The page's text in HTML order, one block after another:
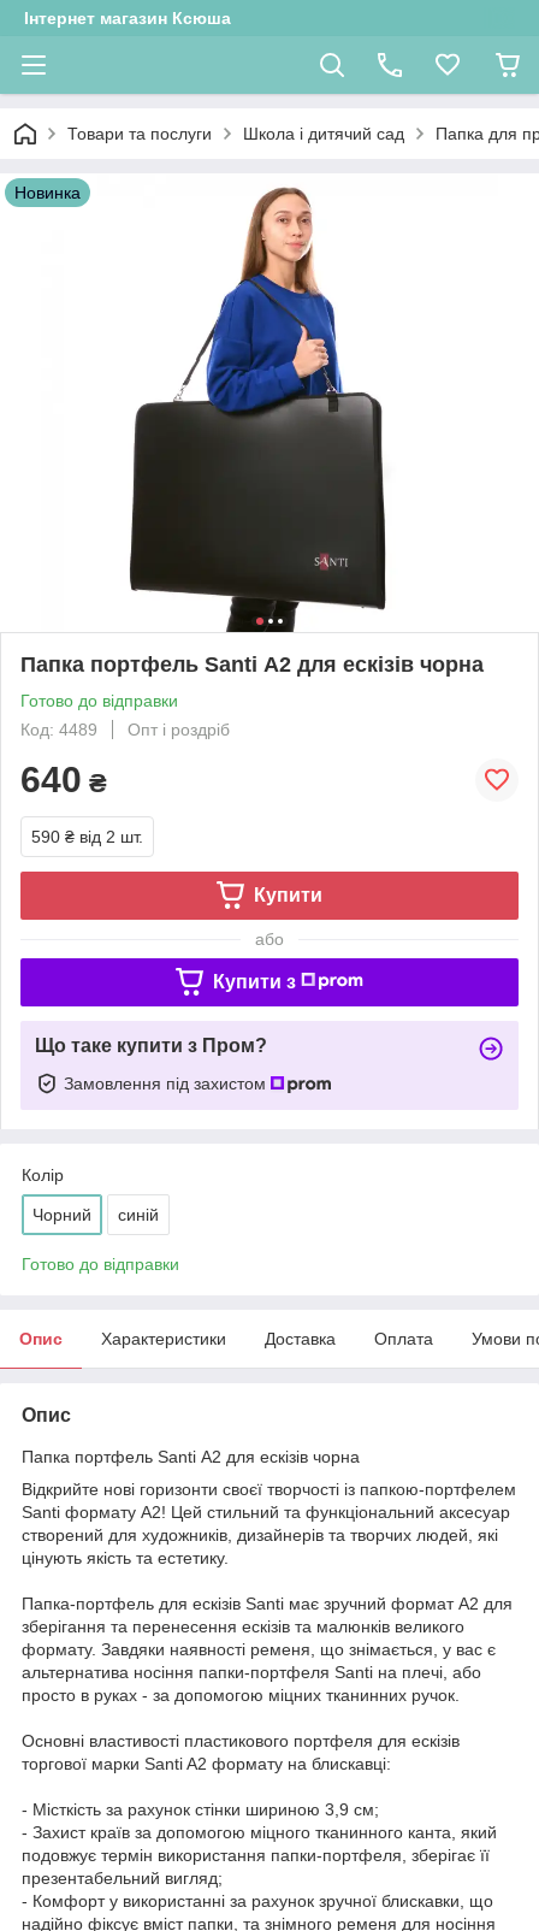
Інтернет магазин Ксюша
Товари та послуги Школа і дитячий сад Папка для
Новинка
Папка портфель Santi А2 для ескізів чорна
Готово до відправки
Код: 4489
Опт і роздріб
640 ₴
590 ₴ від 2 шт.
Купити
або
Купити з
Що таке купити з Пром?
Замовлення під захистом
Колір
Чорний синій
Готово до відправки
Опис Характеристики Доставка Оплата Умови
Опис
Папка портфель Santi А2 для ескізів чорна
Відкрийте нові горизонти своєї творчості із папкою-портфелем
Santi формату A2! Цей стильний та функціональний аксесуар
створений для художників, дизайнерів та творчих людей, які
цінують якість та естетику.
Папка-портфель для ескізів Santi має зручний формат A2 для
зберігання та перенесення ескізів та малюнків великого
формату. Завдяки наявності ременя, що знімається, у вас є
альтернатива носіння папки-портфеля Santi на плечі, або
просто в руках - за допомогою міцних тканинних ручок.
Основні властивості пластикового портфеля для ескізів
торгової марки Santi A2 формату на блискавці:
- Місткість за рахунок стінки шириною 3,9 см;
- Захист країв за допомогою міцного тканинного канта, який
подовжує термін використання папки-портфеля, зберігає її
презентабельний вигляд;
- Комфорт у використанні за рахунок зручної блискавки, що
надійно фіксує вміст папки, та знімного ременя для носіння